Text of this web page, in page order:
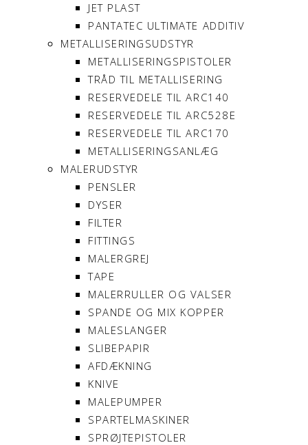
JET PLAST
PANTATEC ULTIMATE ADDITIV
METALLISERINGSUDSTYR
METALLISERINGSPISTOLER
TRÅD TIL METALLISERING
RESERVEDELE TIL ARC140
RESERVEDELE TIL ARC528E
RESERVEDELE TIL ARC170
METALLISERINGSANLÆG
MALERUDSTYR
PENSLER
DYSER
FILTER
FITTINGS
MALERGREJ
TAPE
MALERRULLER OG VALSER
SPANDE OG MIX KOPPER
MALESLANGER
SLIBEPAPIR
AFDÆKNING
KNIVE
MALEPUMPER
SPARTELMASKINER
SPRØJTEPISTOLER